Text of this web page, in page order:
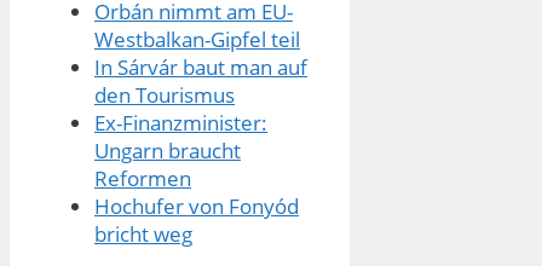
Orbán nimmt am EU-
Westbalkan-Gipfel teil
In Sárvár baut man auf
den Tourismus
Ex-Finanzminister:
Ungarn braucht
Reformen
Hochufer von Fonyód
bricht weg